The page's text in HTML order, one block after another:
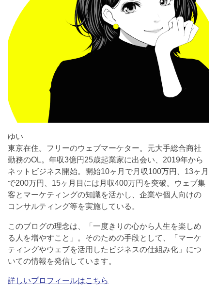
ゆい
東京在住。フリーのウェブマーケター。元大手総合商社
勤務のOL。年収3億円25歳起業家に出会い、2019年から
ネットビジネス開始。開始10ヶ月で月収100万円、13ヶ月
で200万円、15ヶ月目には月収400万円を突破。ウェブ集
客とマーケティングの知識を活かし、企業や個人向けの
コンサルティング等を実施している。
このブログの理念は、「一度きりの心から人生を楽しめ
る人を増やすこと」。そのための手段として、「マーケ
ティングやウェブを活用したビジネスの仕組み化」につ
いての情報を発信しています。
詳しいプロフィールはこちら